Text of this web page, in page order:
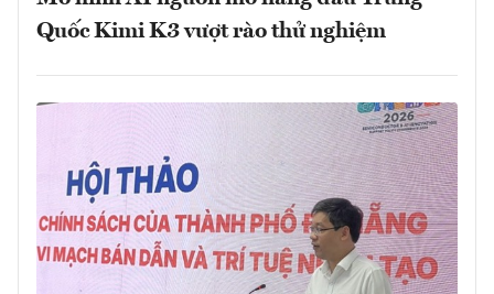
Quốc Kimi K3 vượt rào thử nghiệm